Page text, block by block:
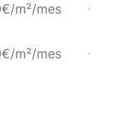
m²/mes
m²/mes